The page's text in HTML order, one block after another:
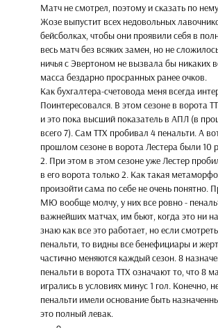
Матч не смотрел, поэтому и сказать по
Жозе выпустит всех недовольных
бейсболках, чтобы они проявили себя в
весь матч без всяких замен, но не
ничья с Эвертоном не вызвала бы никаких
масса бездарно просранных ранее очков.
Как бухгалтера-счетовода меня всегда
Поинтересовался. В этом сезоне в ворота
и это пока высший показатель в АПЛ (в
всего 7). Сам ТТХ пробивал 4 пенальти. А
прошлом сезоне в ворота Лестера были 10
2. При этом в этом сезоне уже Лестер
в его ворота только 2. Как такая
произойти сама по себе не очень понятно.
МЮ вообще молчу, у них все ровно -
важнейших матчах, им бьют, когда это ни
знаю как все это работает, но если
пенальти, то видны все бенефициары и
частично меняются каждый сезон. 8
пенальти в ворота ТТХ означают то, что 8
игрались в условиях минус 1 гол. Конечно,
пенальти имели основание быть
это полный левак.